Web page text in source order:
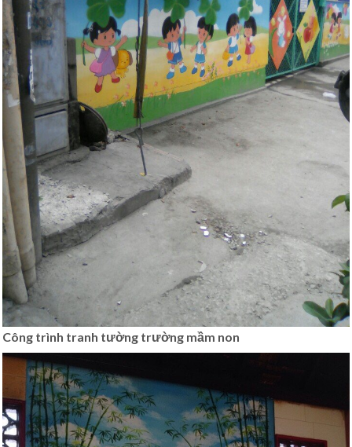
Công trình tranh tường trường mầm non